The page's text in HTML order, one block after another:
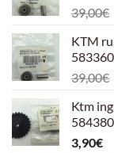
39,00€
KTM
39,00€
Ktm
3,90€